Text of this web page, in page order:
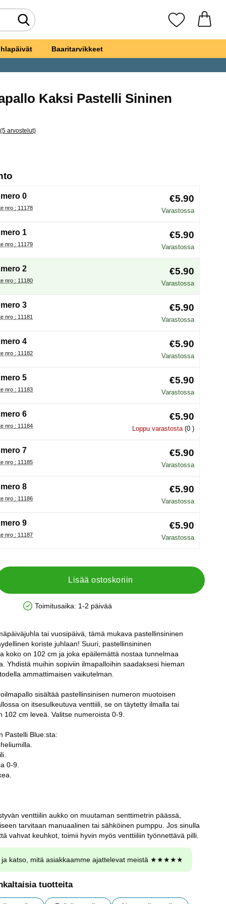
Tee haku Suosikkini
Baaritarvikkeet
Kaksi Pastelli Sininen
kaikki arvostelut
(5 arvostelut)
0
Tuote nro : 11178
€5.90
Varastossa
1
Tuote nro : 11179
€5.90
Varastossa
2
Tuote nro : 11180
€5.90
Varastossa
3
Tuote nro : 11181
€5.90
Varastossa
4
Tuote nro : 11182
€5.90
Varastossa
5
Tuote nro : 11183
€5.90
Varastossa
6
Tuote nro : 11184
€5.90
Loppu varastosta (0 )
7
Tuote nro : 11185
€5.90
Varastossa
8
Tuote nro : 11186
€5.90
Varastossa
9
Tuote nro : 11187
€5.90
Varastossa
Lisää ostoskoriin
Saatavuus: Varastossa
Toimitusaika: 1-2 päivää
tai vuosipäivä, tämä mukava pastellinsininen
koriste juhlaan! Suuri, pastellinsininen
koko on 102 cm ja joka epäilemättä nostaa tunnelmaa
Yhdistä muihin sopiviin ilmapalloihin saadaksesi hieman
ammattimaisen vaikutelman.
sisältää pastellinsinisen numeron muotoisen
on itsesulkeutuva venttiili, se on täytetty ilmalla tai
102 cm leveä. Valitse numeroista 0-9.
Pastelli Blue:sta:
0-9.
venttiilin aukko on muutaman senttimetrin päässä,
tarvitaan manuaalinen tai sähköinen pumppu. Jos sinulla
vahvat keuhkot, toimii hyvin myös venttiiliin työnnettävä pilli.
ja katso, mitä asiakkaamme ajattelevat meistä ★★★★★
tuotteita